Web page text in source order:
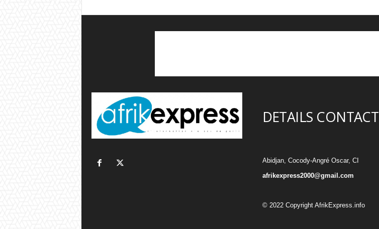
DETAILS CONTACT
Abidjan, Cocody-Angré Oscar, CI
afrikexpress2000@gmail.com
© 2022 Copyright AfrikExpress.info